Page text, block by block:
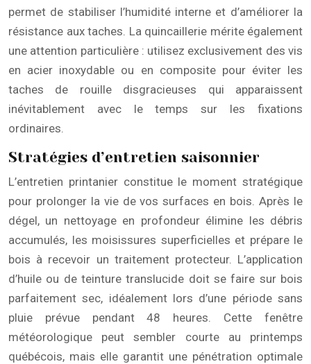
permet de stabiliser l’humidité interne et d’améliorer la
résistance aux taches. La quincaillerie mérite également
une attention particulière : utilisez exclusivement des vis
en acier inoxydable ou en composite pour éviter les
taches de rouille disgracieuses qui apparaissent
inévitablement avec le temps sur les fixations
ordinaires.
Stratégies d’entretien saisonnier
L’entretien printanier constitue le moment stratégique
pour prolonger la vie de vos surfaces en bois. Après le
dégel, un nettoyage en profondeur élimine les débris
accumulés, les moisissures superficielles et prépare le
bois à recevoir un traitement protecteur. L’application
d’huile ou de teinture translucide doit se faire sur bois
parfaitement sec, idéalement lors d’une période sans
pluie prévue pendant 48 heures. Cette fenêtre
météorologique peut sembler courte au printemps
québécois, mais elle garantit une pénétration optimale